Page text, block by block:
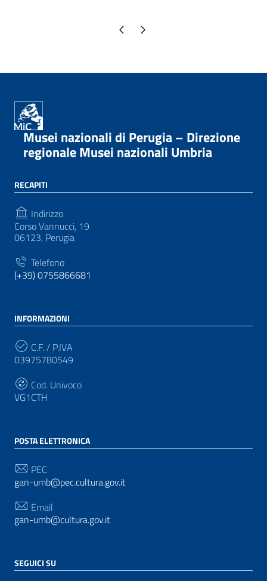
Pagina precedente
Pagina successiva
Musei nazionali di Perugia – Direzione
regionale Musei nazionali Umbria
RECAPITI
Indirizzo
Corso Vannucci, 19
06123, Perugia
Telefono
(+39) 0755866681
INFORMAZIONI
C.F. / P.IVA
03975780549
Cod. Univoco
VG1CTH
POSTA ELETTRONICA
PEC
gan-umb@pec.cultura.gov.it
Email
gan-umb@cultura.gov.it
SEGUICI SU